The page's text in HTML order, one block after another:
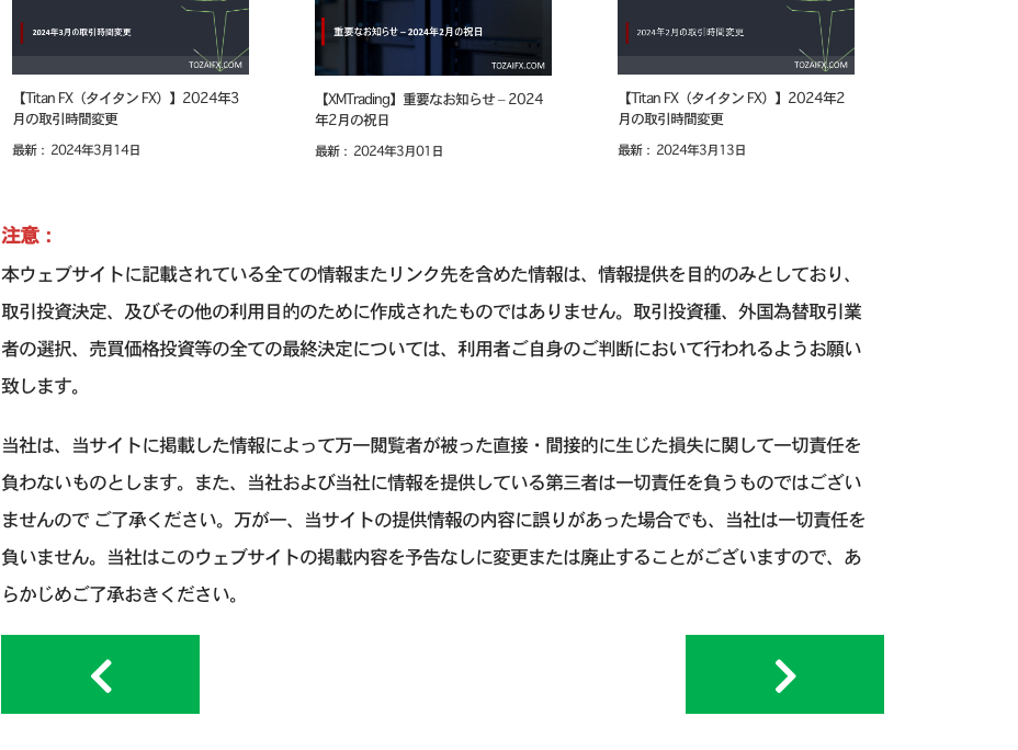
【Titan FX（タイタン FX）】2024年3
月の取引時間変更
最新： 2024年3月14日
【XMTrading】重要なお知らせ – 2024
年2月の祝日
最新： 2024年3月01日
【Titan FX（タイタン FX）】2024年2
月の取引時間変更
最新： 2024年3月13日
注意：
本ウェブサイトに記載されている全ての情報またリンク先を含めた情報は、情報提供を目的のみとしており、
取引投資決定、及びその他の利用目的のために作成されたものではありません。取引投資種、外国為替取引業
者の選択、売買価格投資等の全ての最終決定については、利用者ご自身のご判断において行われるようお願い
致します。
当社は、当サイトに掲載した情報によって万一閲覧者が被った直接・間接的に生じた損失に関して一切責任を
負わないものとします。また、当社および当社に情報を提供している第三者は一切責任を負うものではござい
ませんので ご了承ください。万が一、当サイトの提供情報の内容に誤りがあった場合でも、当社は一切責任を
負いません。当社はこのウェブサイトの掲載内容を予告なしに変更または廃止することがございますので、あ
らかじめご了承おきください。